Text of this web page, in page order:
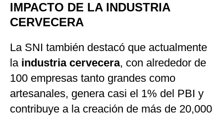
IMPACTO DE LA INDUSTRIA
CERVECERA
La SNI también destacó que actualmente
la industria cervecera, con alrededor de
100 empresas tanto grandes como
artesanales, genera casi el 1% del PBI y
contribuye a la creación de más de 20,000